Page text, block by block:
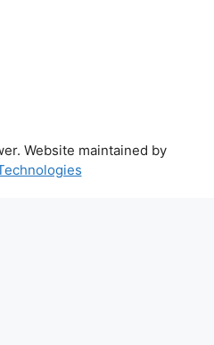
Website maintained by